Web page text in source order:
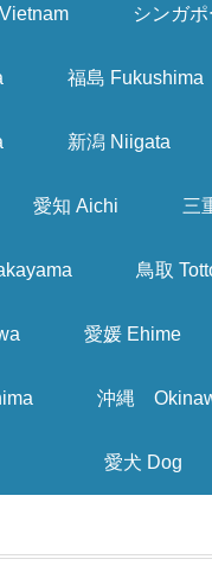
シンガ
福島 Fukushima
新潟 Niigata
愛知 Aichi 三
鳥取
愛媛 Ehime
沖縄
愛犬 Dog